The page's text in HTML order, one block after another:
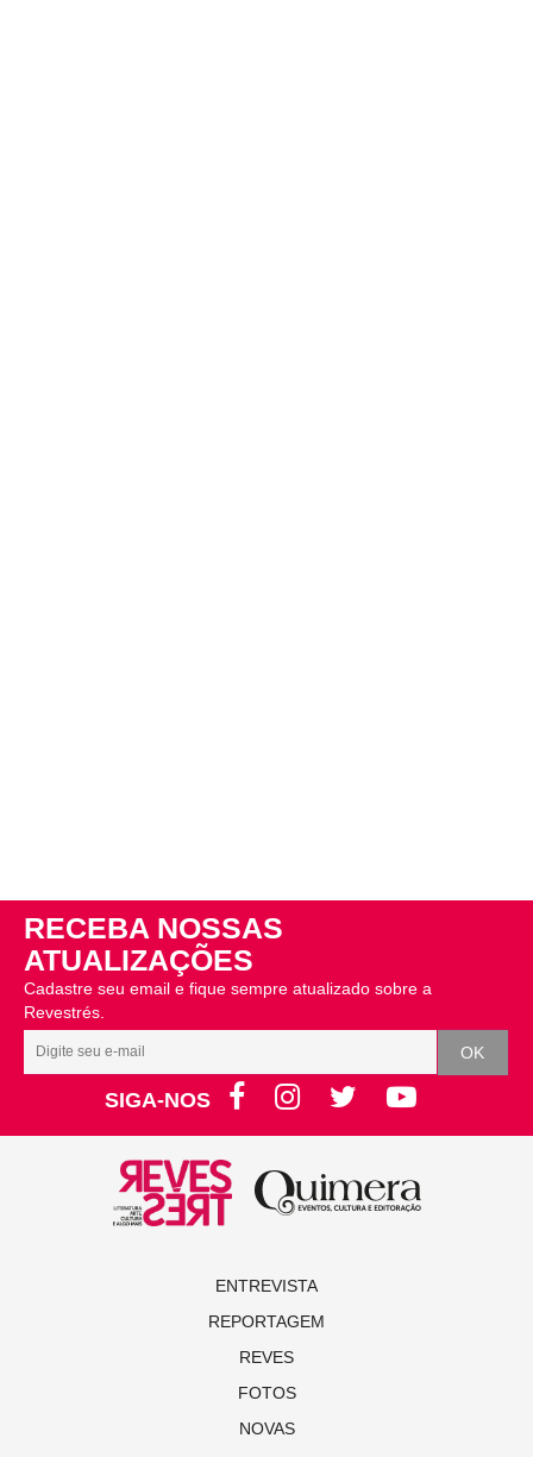
RECEBA NOSSAS
ATUALIZAÇÕES
Cadastre seu email e fique sempre atualizado sobre a
Revestrés.
SIGA-NOS
ENTREVISTA
REPORTAGEM
REVES
FOTOS
NOVAS